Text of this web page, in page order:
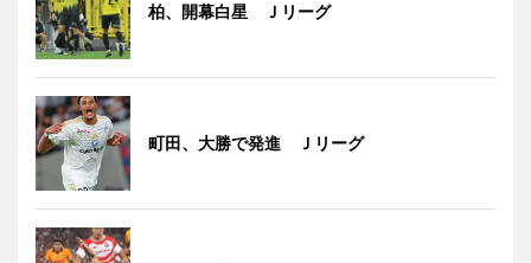
柏、開幕白星 Ｊリーグ
町田、大勝で発進 Ｊリーグ